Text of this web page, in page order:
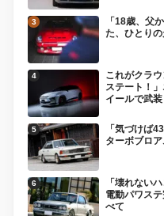
「18歳、父
た、ひとり
これがクラ
ステート！
イールで武装
「気づけば
ターボブロ
「壊れない
電動パワス
べて